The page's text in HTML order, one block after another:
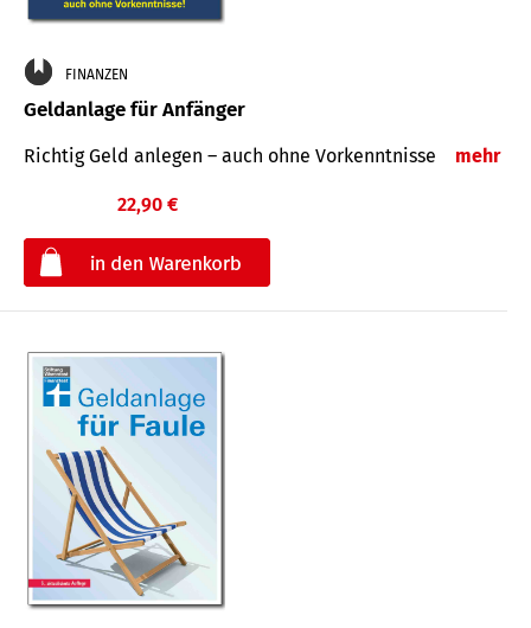
FINANZEN
Geldanlage für Anfänger
Richtig Geld anlegen – auch ohne Vorkenntnisse mehr
22,90 €